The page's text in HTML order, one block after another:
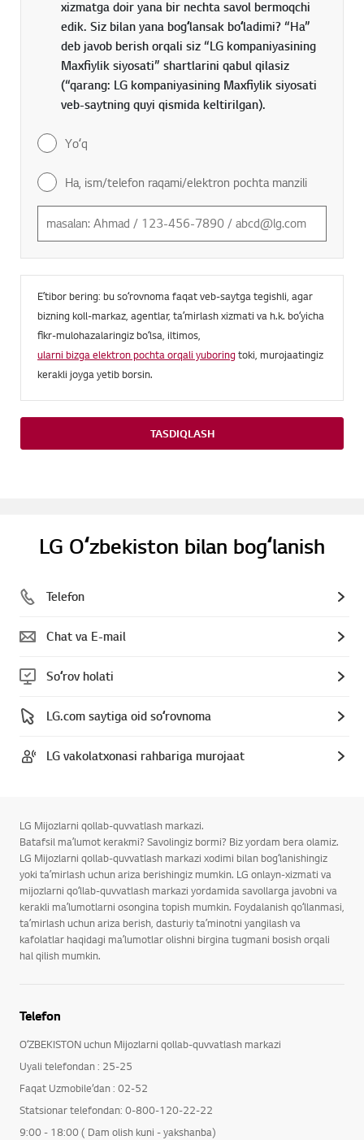
xizmatga doir yana bir nechta savol bermoqchi
edik. Siz bilan yana bogʻlansak boʻladimi? “Ha”
deb javob berish orqali siz “LG kompaniyasining
Maxfiylik siyosati” shartlarini qabul qilasiz
(“qarang: LG kompaniyasining Maxfiylik siyosati
veb-saytning quyi qismida keltirilgan).
Yoʻq
Ha, ism/telefon raqami/elektron pochta manzili
Eʼtibor bering: bu soʻrovnoma faqat veb-saytga tegishli, agar
bizning koll-markaz, agentlar, taʼmirlash xizmati va h.k. boʻyicha
fikr-mulohazalaringiz boʻlsa, iltimos,
ularni bizga elektron pochta orqali yuboringtoki, murojaatingiz
kerakli joyga yetib borsin.
TASDIQLASH
LG Oʻzbekiston bilan bogʻlanish
Telefon
Chat va E-mail
Soʻrov holati
LG.com saytiga oid soʻrovnoma
LG vakolatxonasi rahbariga murojaat
LG Mijozlarni qollab-quvvatlash markazi.
Batafsil maʼlumot kerakmi? Savolingiz bormi? Biz yordam bera olamiz.
LG Mijozlarni qollab-quvvatlash markazi xodimi bilan bogʻlanishingiz
yoki taʼmirlash uchun ariza berishingiz mumkin. LG onlayn-xizmati va
mijozlarni qoʻllab-quvvatlash markazi yordamida savollarga javobni va
kerakli maʼlumotlarni osongina topish mumkin. Foydalanish qoʻllanmasi,
taʼmirlash uchun ariza berish, dasturiy taʼminotni yangilash va
kafolatlar haqidagi maʼlumotlar olishni birgina tugmani bosish orqali
hal qilish mumkin.
Telefon
OʻZBEKISTON uchun Mijozlarni qollab-quvvatlash markazi
Uyali telefondan : 25-25
Faqat Uzmobile’dan : 02-52
Statsionar telefondan: 0-800-120-22-22
9:00 - 18:00 ( Dam olish kuni - yakshanba)